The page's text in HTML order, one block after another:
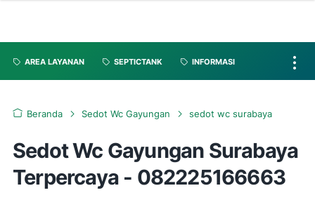
AREA LAYANAN SEPTICTANK INFORMASI
Beranda Sedot Wc Gayungan sedot wc surabaya
Sedot Wc Gayungan Surabaya
Terpercaya - 082225166663